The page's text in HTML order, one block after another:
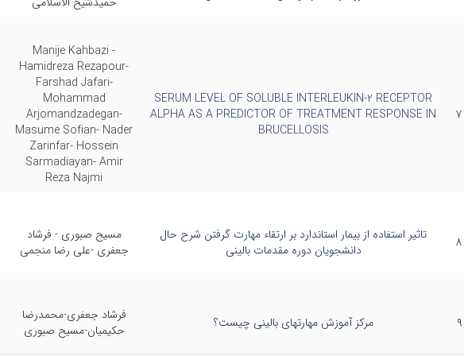
http://nobat.rhc.ac.ir
شامل کد ملی، سال تولد، نوع بیمه، نام و نام خانوادگی می باشد(نیاز به شماره بیمه
در قسمت انتخاب پزشک " دکتر فرشاد جعفری" را انتخاب کنید.
۷
SERUM LEVEL OF SOLUBLE INTERLEUKIN-2 RECEPTOR
ALPHA AS A PREDICTOR OF TREATMENT RESPONSE IN
BRUCELLOSIS
Manije Kahbazi -
Hamidreza Rezapour-
Farshad Jafari-
Mohammad
Arjomandzadegan-
Masume Sofian- Nader
Zarinfar- Hossein
Sarmadiayan- Amir
Reza Najmi
۸
تاثیر استفاده از بیمار استاندارد بر ارتقاء مهارت گرفتن شرح حال
دانشجویان دوره مقدمات بالینی
مسیح صبوری - فرشاد
جعفری -علی رضا منجمی
۹ مرکز آموزش مهارتهای بالینی چیست؟
فرشاد جعفری-محمدرضا
حکیمیان-مسیح صبوری